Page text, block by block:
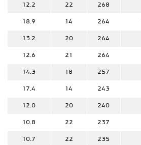
268
22
12.2
264
14
18.9
264
20
13.2
264
21
12.6
257
18
14.3
243
14
17.4
240
20
12.0
237
22
10.8
235
22
10.7